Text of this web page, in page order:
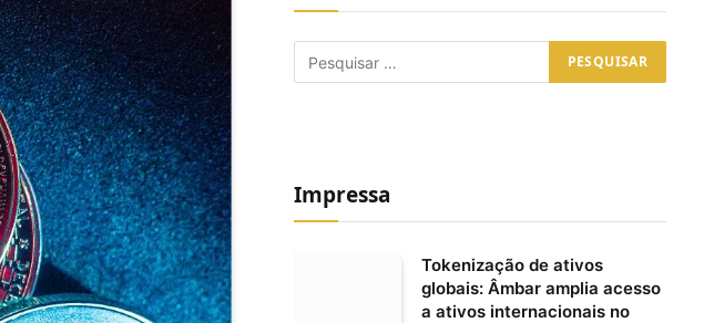
Impressa
Tokenização de ativos
globais: Âmbar amplia acesso
a ativos internacionais no